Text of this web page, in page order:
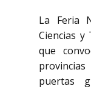
La Feria
Ciencias y
que
puertas